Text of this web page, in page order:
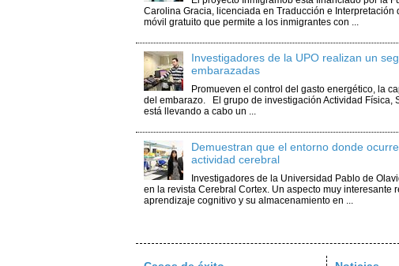
Carolina Gracia, licenciada en Traducción e
móvil gratuito que permite a los inmigrantes con ...
Investigadores de la UPO realizan un
embarazadas
Promueven el control del gasto energético, la
del embarazo. El grupo de investigación Actividad Física,
está llevando a cabo un ...
Demuestran que el entorno donde
actividad cerebral
Investigadores de la Universidad Pablo de
en la revista Cerebral Cortex. Un aspecto muy
aprendizaje cognitivo y su almacenamiento en ...